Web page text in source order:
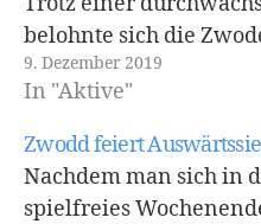
belohnte sich die
28:26-Derbysieg
lieferten sich beide
Kopf-an-Kopf-Rennen.
Spielminute…
9. Dezember 2019
In "Aktive"
Zwodd feiert
Nachdem man sich in
spielfreies